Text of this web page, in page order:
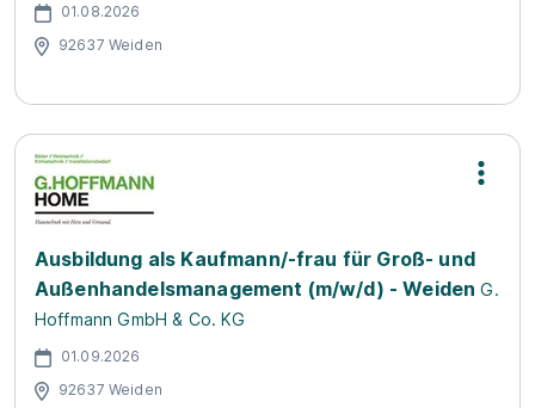
01.08.2026
92637 Weiden
Ausbildung als Kaufmann/-frau für Groß- und
Außenhandelsmanagement (m/w/d) - Weiden G.
Hoffmann GmbH & Co. KG
01.09.2026
92637 Weiden